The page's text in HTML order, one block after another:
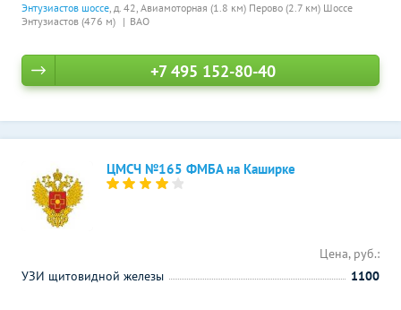
Энтузиастов шоссе, д. 42, Авиамоторная (1.8 км) Перово (2.7 км) Шоссе
Энтузиастов (476 м)
ВАО
+7 495 152-80-40
ЦМСЧ №165 ФМБА на Каширке
Цена, руб.:
УЗИ щитовидной железы
1100